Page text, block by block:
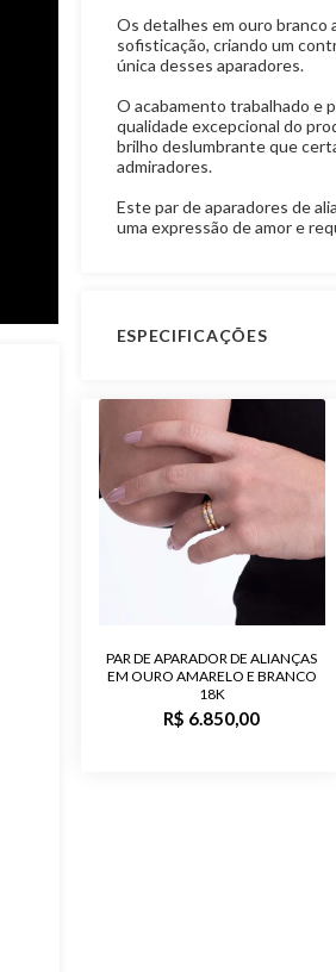
Os detalhes em ouro branco
sofisticação, criando um
única desses aparadores.
O acabamento trabalhado e
qualidade excepcional do
brilho deslumbrante que
admiradores.
Este par de aparadores de
uma expressão de amor e
ESPECIFICAÇÕES
Peso Aproximado
Garantia de Fabricação
Material
Público
Acabamento
PAR DE APARADOR DE ALIANÇAS
EM OURO AMARELO E BRANCO
18K
R$ 6.850,00